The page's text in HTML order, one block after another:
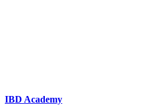
IBD Academy